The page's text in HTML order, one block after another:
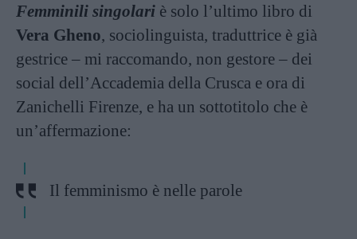
Femminili singolari è solo l’ultimo libro di
Vera Gheno, sociolinguista, traduttrice è già
gestrice – mi raccomando, non gestore – dei
social dell’Accademia della Crusca e ora di
Zanichelli Firenze, e ha un sottotitolo che è
un’affermazione:
Il femminismo è nelle parole